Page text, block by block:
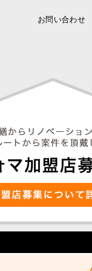
お問い合わせ